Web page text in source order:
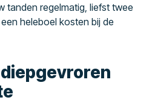
tanden regelmatig, liefst twee
heleboel kosten bij de
diepgevroren